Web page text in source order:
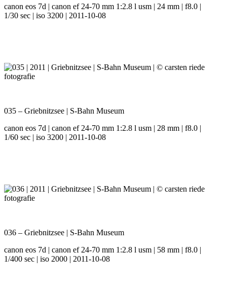
canon eos 7d | canon ef 24-70 mm 1:2.8 l usm | 24 mm | f8.0 |
1/30 sec | iso 3200 | 2011-10-08
035 – Griebnitzsee | S-Bahn Museum
canon eos 7d | canon ef 24-70 mm 1:2.8 l usm | 28 mm | f8.0 |
1/60 sec | iso 3200 | 2011-10-08
036 – Griebnitzsee | S-Bahn Museum
canon eos 7d | canon ef 24-70 mm 1:2.8 l usm | 58 mm | f8.0 |
1/400 sec | iso 2000 | 2011-10-08